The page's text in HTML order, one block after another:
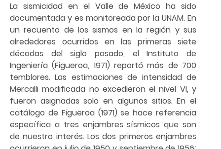
La sismicidad en el Valle de México ha sido
documentada y es monitoreada por la UNAM. En
un recuento de los sismos en la región y sus
alrededores ocurridos en las primeras siete
décadas del siglo pasado, el Instituto de
Ingeniería (Figueroa, 1971) reportó más de 700
temblores. Las estimaciones de intensidad de
Mercalli modificada no excedieron el nivel VI, y
fueron asignadas solo en algunos sitios. En el
catálogo de Figueroa (1971) se hace referencia
específica a tres enjambres sísmicos que son
de nuestro interés. Los dos primeros enjambres